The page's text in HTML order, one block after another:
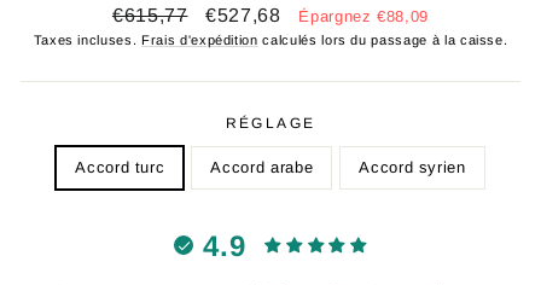
Prix
régulier
€615,77
Prix
réduit
€527,68 Épargnez €88,09
Taxes incluses. Frais d'expédition calculés lors du passage à la caisse.
RÉGLAGE
Accord turc Accord arabe Accord syrien
4.9